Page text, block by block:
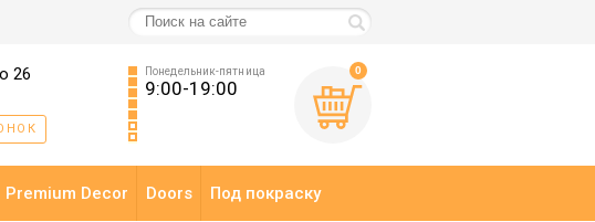
0
Понедельник-пятница
9:00-19:00
26
Premium Decor Doors Под покраску